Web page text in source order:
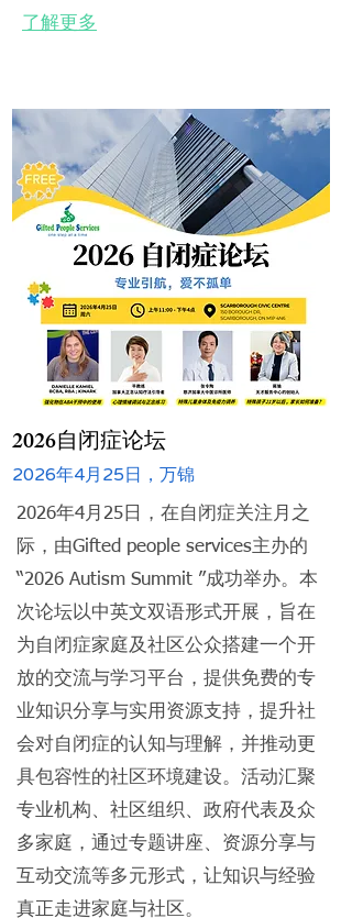
了解更多
2026自闭症论坛
2026年4月25日，万锦
2026年4月25日，在自闭症关注月之
际，由Gifted people services主办的
“2026 Autism Summit ”成功举办。本
次论坛以中英文双语形式开展，旨在
为自闭症家庭及社区公众搭建一个开
放的交流与学习平台，提供免费的专
业知识分享与实用资源支持，提升社
会对自闭症的认知与理解，并推动更
具包容性的社区环境建设。活动汇聚
专业机构、社区组织、政府代表及众
多家庭，通过专题讲座、资源分享与
互动交流等多元形式，让知识与经验
真正走进家庭与社区。